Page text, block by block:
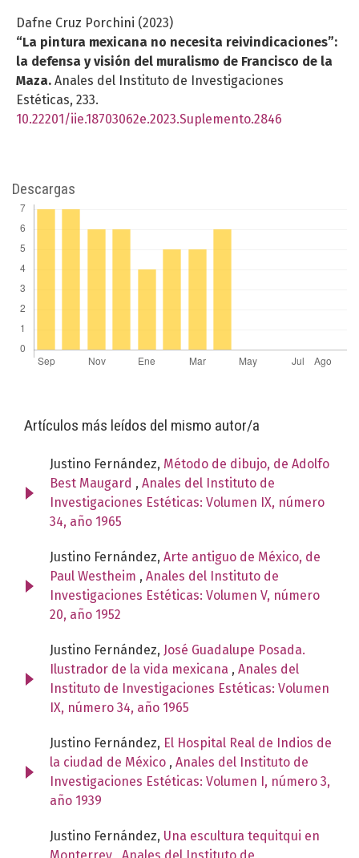
Dafne Cruz Porchini (2023)
“La pintura mexicana no necesita reivindicaciones”:
la defensa y visión del muralismo de Francisco de la
Maza. Anales del Instituto de Investigaciones
Estéticas, 233.
10.22201/iie.18703062e.2023.Suplemento.2846
Descargas
Artículos más leídos del mismo autor/a
Justino Fernández, Método de dibujo, de Adolfo
Best Maugard , Anales del Instituto de
Investigaciones Estéticas: Volumen IX, número
34, año 1965
Justino Fernández, Arte antiguo de México, de
Paul Westheim , Anales del Instituto de
Investigaciones Estéticas: Volumen V, número
20, año 1952
Justino Fernández, José Guadalupe Posada.
Ilustrador de la vida mexicana , Anales del
Instituto de Investigaciones Estéticas: Volumen
IX, número 34, año 1965
Justino Fernández, El Hospital Real de Indios de
la ciudad de México , Anales del Instituto de
Investigaciones Estéticas: Volumen I, número 3,
año 1939
Justino Fernández, Una escultura tequitqui en
Monterrey
Anales del Instituto de